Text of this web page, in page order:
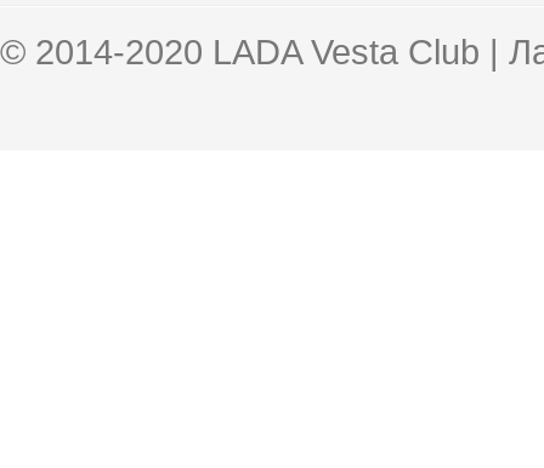
© 2014-2020 LADA Vesta Club |